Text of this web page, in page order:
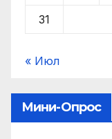
31
« Июл
Мини-Опрос